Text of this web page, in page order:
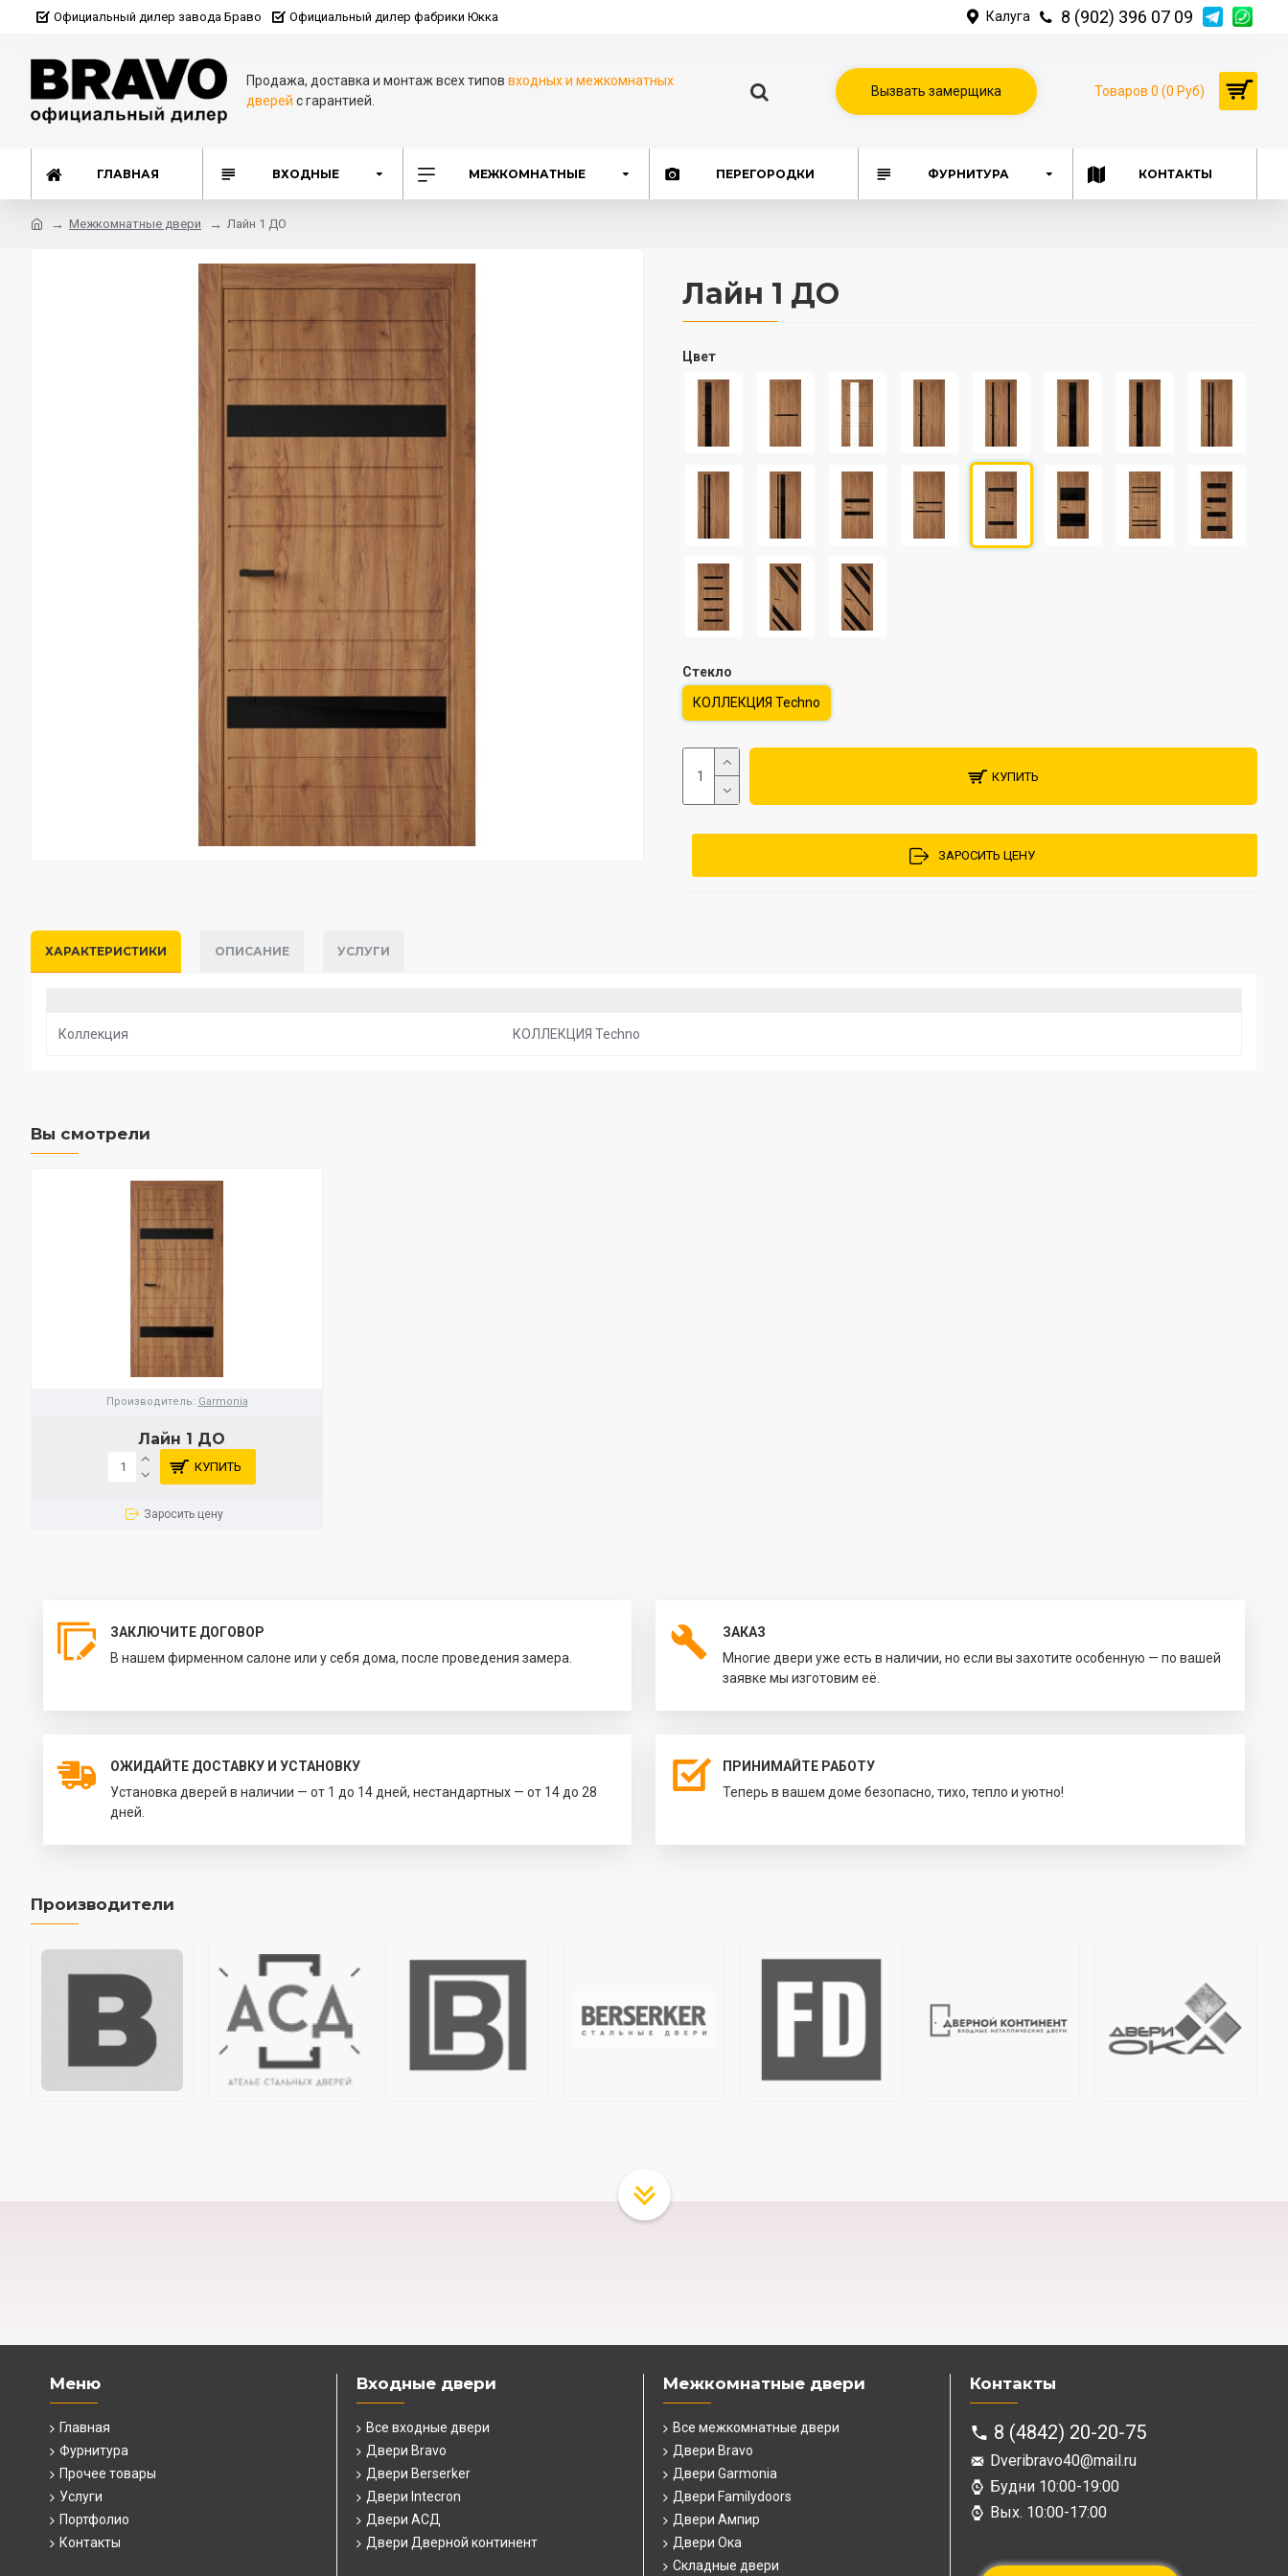
Официальный дилер завода Браво Официальный дилер фабрики Юкка Калуга 8 (902) 396 07 09
Продажа, доставка и монтаж всех типоввходных и межкомнатных
дверей с гарантией.
Вызвать замерщика Товаров 0 (0 Руб)
ГЛАВНАЯ ВХОДНЫЕ МЕЖКОМНАТНЫЕ ПЕРЕГОРОДКИ ФУРНИТУРА КОНТАКТЫ
Межкомнатные двери Лайн 1 ДО
Лайн 1 ДО
Цвет
Стекло
КОЛЛЕКЦИЯ Techno
КУПИТЬ
ЗАРОСИТЬ ЦЕНУ
ХАРАКТЕРИСТИКИ ОПИСАНИЕ УСЛУГИ
Коллекция КОЛЛЕКЦИЯ Techno
Вы смотрели
Производитель: Garmonia
Лайн 1 ДО
КУПИТЬ
Заросить цену
ЗАКЛЮЧИТЕ ДОГОВОР
В нашем фирменном салоне или у себя дома, после проведения замера.
ЗАКАЗ
Многие двери уже есть в наличии, но если вы захотите особенную — по вашей
заявке мы изготовим её.
ОЖИДАЙТЕ ДОСТАВКУ И УСТАНОВКУ
Установка дверей в наличии — от 1 до 14 дней, нестандартных — от 14 до 28
дней.
ПРИНИМАЙТЕ РАБОТУ
Теперь в вашем доме безопасно, тихо, тепло и уютно!
Производители
Меню
Главная
Фурнитура
Прочее товары
Услуги
Портфолио
Контакты
Входные двери
Все входные двери
Двери Bravo
Двери Berserker
Двери Intecron
Двери АСД
Двери Дверной континент
Межкомнатные двери
Все межкомнатные двери
Двери Bravo
Двери Garmonia
Двери Familydoors
Двери Ампир
Двери Ока
Складные двери
Контакты
8 (4842) 20-20-75
Dveribravo40@mail.ru
Будни 10:00-19:00
Вых. 10:00-17:00